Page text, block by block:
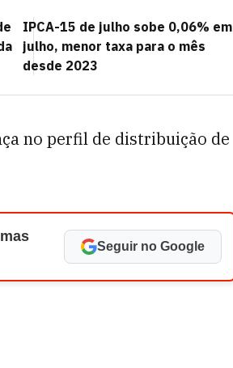
IPCA-15 de julho sobe 0,06% em
julho, menor taxa para o mês
desde 2023
no perfil de distribuição de
Seguir no Google